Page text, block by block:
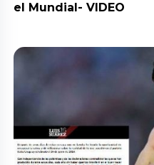
el Mundial- VIDEO